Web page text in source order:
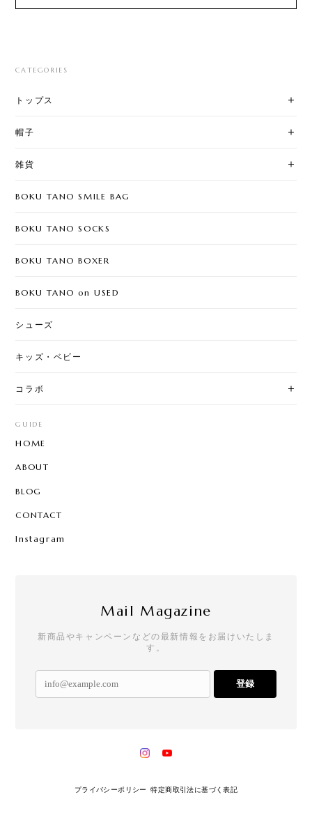
CATEGORIES
トップス
帽子
雑貨
BOKU TANO SMILE BAG
BOKU TANO SOCKS
BOKU TANO BOXER
BOKU TANO on USED
シューズ
キッズ・ベビー
コラボ
GUIDE
HOME
ABOUT
BLOG
CONTACT
Instagram
Mail Magazine
新商品やキャンペーンなどの最新情報をお届けいたしま
す。
登録
プライバシーポリシー 特定商取引法に基づく表記